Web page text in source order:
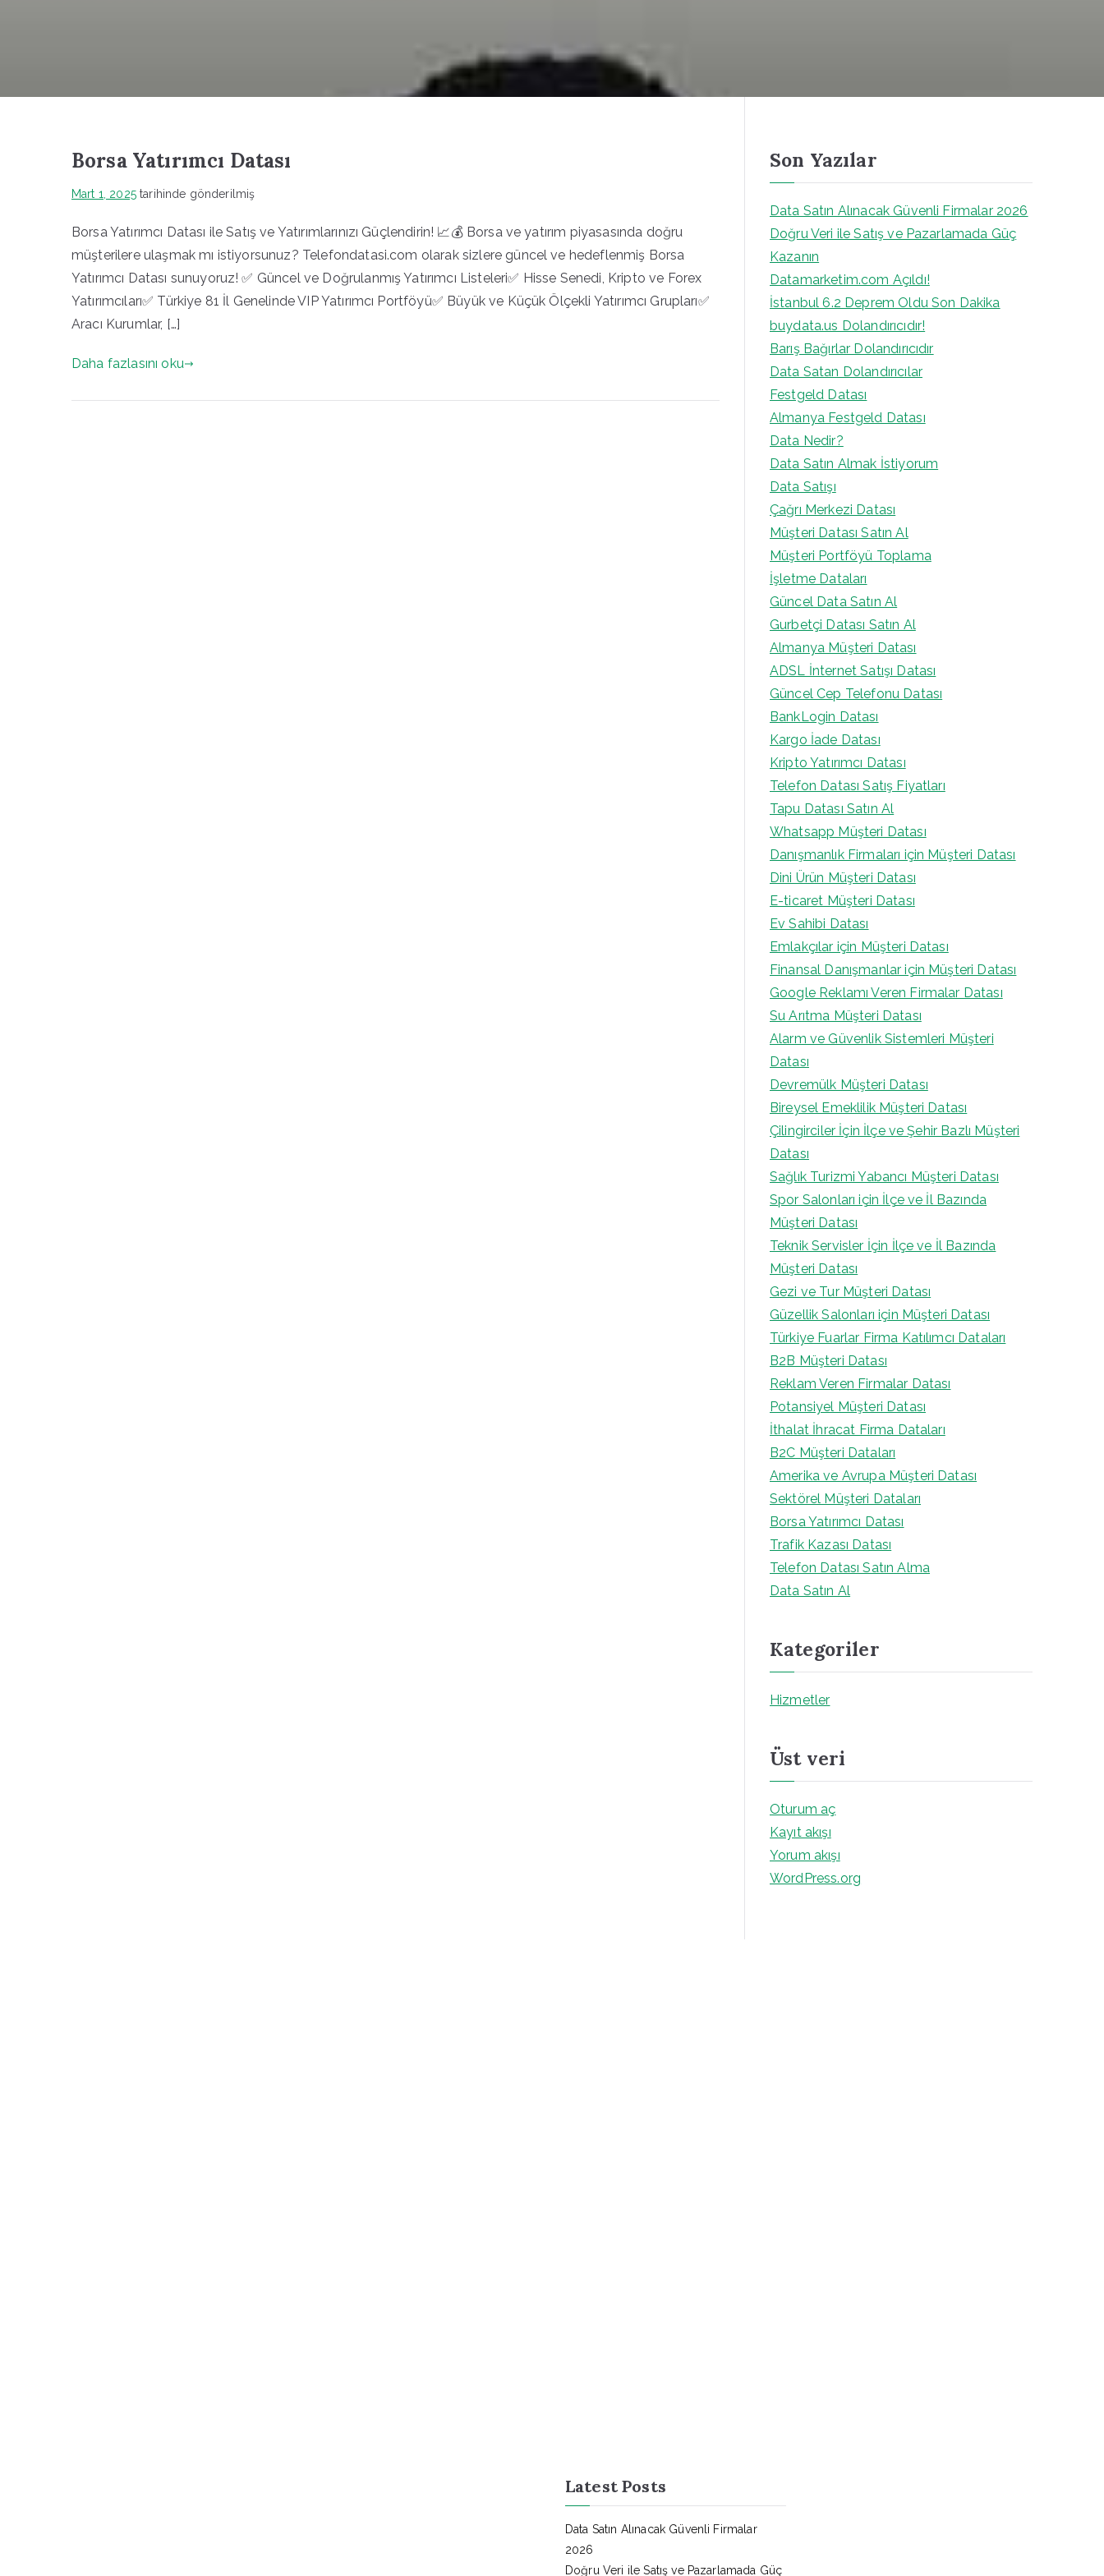
Borsa Yatırımcı Datası
Mart 1, 2025tarihinde gönderilmiş
Borsa Yatırımcı Datası ile Satış ve Yatırımlarınızı Güçlendirin! 📈💰 Borsa ve yatırım piyasasında doğru
müşterilere ulaşmak mı istiyorsunuz? Telefondatasi.com olarak sizlere güncel ve hedeflenmiş Borsa
Yatırımcı Datası sunuyoruz! ✅ Güncel ve Doğrulanmış Yatırımcı Listeleri✅ Hisse Senedi, Kripto ve Forex
Yatırımcıları✅ Türkiye 81 İl Genelinde VIP Yatırımcı Portföyü✅ Büyük ve Küçük Ölçekli Yatırımcı Grupları✅
Aracı Kurumlar, […]
Daha fazlasını oku
Son Yazılar
Data Satın Alınacak Güvenli Firmalar 2026
Doğru Veri ile Satış ve Pazarlamada Güç
Kazanın
Datamarketim.com Açıldı!
İstanbul 6.2 Deprem Oldu Son Dakika
buydata.us Dolandırıcıdır!
Barış Bağırlar Dolandırıcıdır
Data Satan Dolandırıcılar
Festgeld Datası
Almanya Festgeld Datası
Data Nedir?
Data Satın Almak İstiyorum
Data Satışı
Çağrı Merkezi Datası
Müşteri Datası Satın Al
Müşteri Portföyü Toplama
İşletme Dataları
Güncel Data Satın Al
Gurbetçi Datası Satın Al
Almanya Müşteri Datası
ADSL İnternet Satışı Datası
Güncel Cep Telefonu Datası
BankLogin Datası
Kargo İade Datası
Kripto Yatırımcı Datası
Telefon Datası Satış Fiyatları
Tapu Datası Satın Al
Whatsapp Müşteri Datası
Danışmanlık Firmaları için Müşteri Datası
Dini Ürün Müşteri Datası
E-ticaret Müşteri Datası
Ev Sahibi Datası
Emlakçılar için Müşteri Datası
Finansal Danışmanlar için Müşteri Datası
Google Reklamı Veren Firmalar Datası
Su Arıtma Müşteri Datası
Alarm ve Güvenlik Sistemleri Müşteri
Datası
Devremülk Müşteri Datası
Bireysel Emeklilik Müşteri Datası
Çilingirciler İçin İlçe ve Şehir Bazlı Müşteri
Datası
Sağlık Turizmi Yabancı Müşteri Datası
Spor Salonları için İlçe ve İl Bazında
Müşteri Datası
Teknik Servisler İçin İlçe ve İl Bazında
Müşteri Datası
Gezi ve Tur Müşteri Datası
Güzellik Salonları için Müşteri Datası
Türkiye Fuarlar Firma Katılımcı Dataları
B2B Müşteri Datası
Reklam Veren Firmalar Datası
Potansiyel Müşteri Datası
İthalat İhracat Firma Dataları
B2C Müşteri Dataları
Amerika ve Avrupa Müşteri Datası
Sektörel Müşteri Dataları
Borsa Yatırımcı Datası
Trafik Kazası Datası
Telefon Datası Satın Alma
Data Satın Al
Kategoriler
Hizmetler
Üst veri
Oturum aç
Kayıt akışı
Yorum akışı
WordPress.org
Latest Posts
Data Satın Alınacak Güvenli Firmalar
2026
Doğru Veri ile Satış ve Pazarlamada Güç